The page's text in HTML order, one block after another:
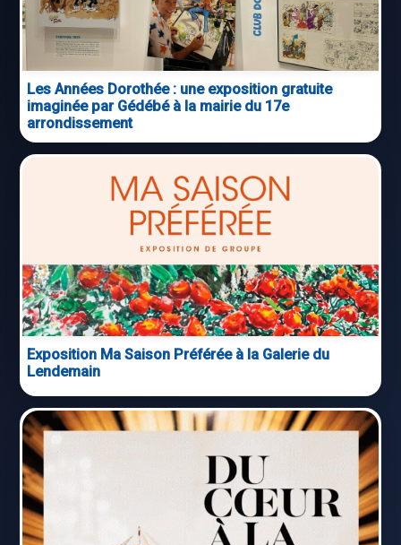
Les Années Dorothée : une exposition gratuite
imaginée par Gédébé à la mairie du 17e
arrondissement
Exposition Ma Saison Préférée à la Galerie du
Lendemain